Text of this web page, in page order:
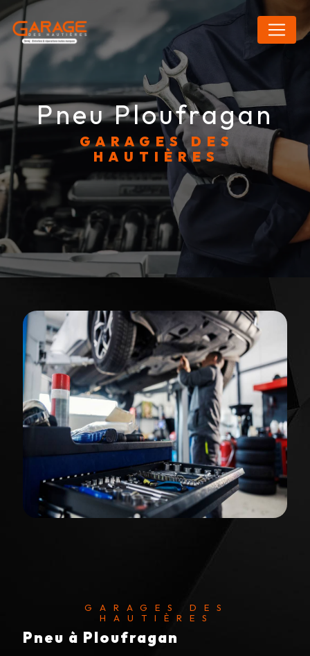
pneu Ploufragan
GARAGES DES
HAUTIÈRES
GARAGES DES
HAUTIÈRES
pneu à Ploufragan
Panneau de gestion des cookies